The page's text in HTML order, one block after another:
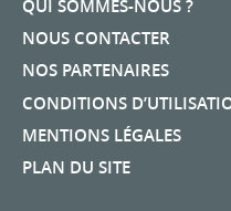
QUI SOMMES-NOUS ?
NOUS CONTACTER
NOS PARTENAIRES
CONDITIONS
MENTIONS LÉGALES
PLAN DU SITE